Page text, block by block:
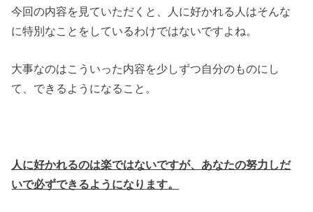
今回の内容を見ていただくと、人に好かれる人はそんな
に特別なことをしているわけではないですよね。
大事なのはこういった内容を少しずつ自分のものにし
て、できるようになること。
人に好かれるのは楽ではないですが、あなたの努力しだ
いで必ずできるようになります。